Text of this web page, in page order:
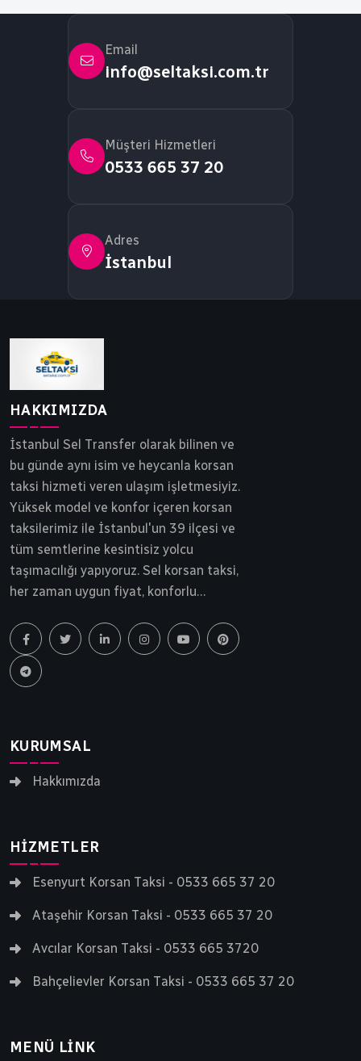
Email
info@seltaksi.com.tr
Müşteri Hizmetleri
0533 665 37 20
Adres
İstanbul
HAKKIMIZDA
İstanbul Sel Transfer olarak bilinen ve
bu günde aynı isim ve heycanla korsan
taksi hizmeti veren ulaşım işletmesiyiz.
Yüksek model ve konfor içeren korsan
taksilerimiz ile İstanbul'un 39 ilçesi ve
tüm semtlerine kesintisiz yolcu
taşımacılığı yapıyoruz. Sel korsan taksi,
her zaman uygun fiyat, konforlu
ödün vermeden yollarda ilerlemektedir.
İstanbul korsan taksi, Sel Transfer 30
yılı aşkın bir süredir siz ve sevdiklerinizi
KURUMSAL
Hakkımızda
HIZMETLER
Esenyurt Korsan Taksi - 0533 665 37 20
Ataşehir Korsan Taksi - 0533 665 37 20
Avcılar Korsan Taksi - 0533 665 3720
Bahçelievler Korsan Taksi - 0533 665 37 20
MENÜ LINK